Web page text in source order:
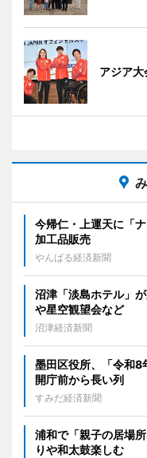
アジア
今帰仁・上運天に「
加工品販売
やんばる経済新聞
沼津「淡島ホテル」
や星空観望会など
沼津経済新聞
墨田区役所、「令和
開庁前から長い列
すみだ経済新聞
浦和で「親子の居場
りや和太鼓楽しむ